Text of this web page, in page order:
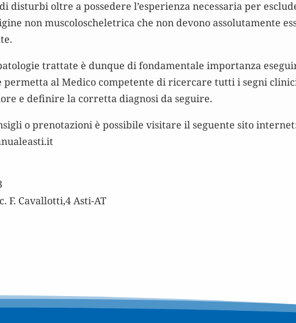
disturbi oltre a possedere l’esperienza necessaria per
non muscoloscheletrica che non devono assolutamente
trattate è dunque di fondamentale importanza
permetta al Medico competente di ricercare tutti i segni
e definire la corretta diagnosi da seguire.
o prenotazioni è possibile visitare il seguente sito
F. Cavallotti,4 Asti-AT